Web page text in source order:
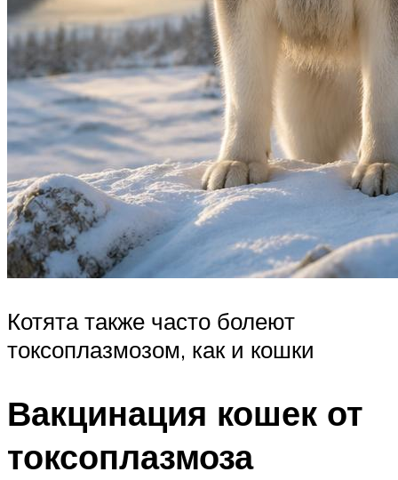
Котята также часто болеют
токсоплазмозом, как и кошки
Вакцинация кошек от
токсоплазмоза